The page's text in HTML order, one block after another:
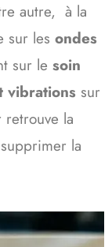
autre, à la
sur les ondes
sur le soin
vibrations sur
la
la